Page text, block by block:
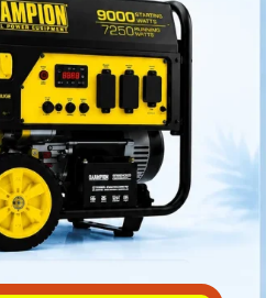
روغن طراحی شده است و ظرفیت روغن 0.5
برای ایمنی بیشتر اجازه ندهید
پنجره‌ها، درها، دریچه‌ها یا
سربسته شود. ژنراتورها باید
ساختمان‌های مسکونی طوری
آنها به دور از افراد و ساختمان‌ها